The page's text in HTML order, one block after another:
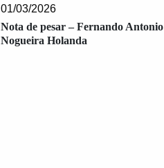
01/03/2026
Nota de pesar – Fernando Antonio
Nogueira Holanda